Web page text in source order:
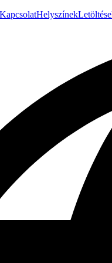
KapcsolatHelyszínek